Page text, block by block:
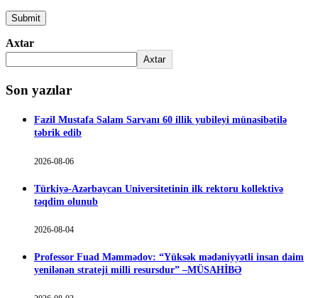
Axtar
Axtar
Son yazılar
Fazil Mustafa Salam Sarvanı 60 illik yubileyi münasibətilə
təbrik edib
2026-08-06
Türkiyə-Azərbaycan Universitetinin ilk rektoru kollektivə
təqdim olunub
2026-08-04
Professor Fuad Məmmədov: “Yüksək mədəniyyətli insan daim
yenilənən strateji milli resursdur” –MÜSAHİBƏ